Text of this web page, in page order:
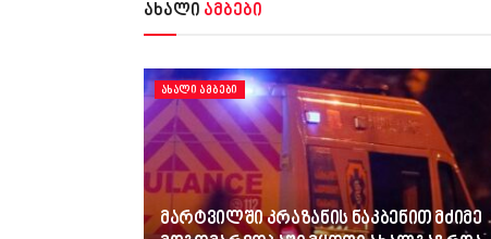
ახალი ამბები
ᲐᲮᲐᲚᲘ ᲐᲛᲑᲔᲑᲘ
მარტვილში კრაზანის ნაკბენით მძიმე